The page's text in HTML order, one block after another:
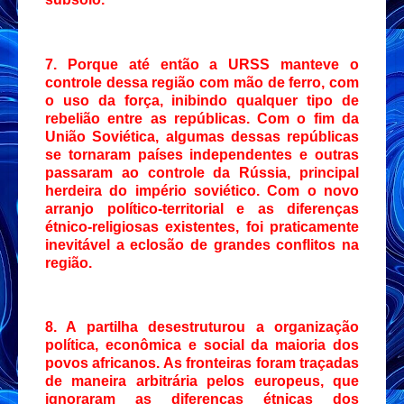
7. Porque até então a URSS manteve o
controle dessa região com mão de ferro, com
o uso da força, inibindo qualquer tipo de
rebelião entre as repúblicas. Com o fim da
União Soviética, algumas dessas repúblicas
se tornaram países independentes e outras
passaram ao controle da Rússia, principal
herdeira do império soviético. Com o novo
arranjo político-territorial e as diferenças
étnico-religiosas existentes, foi praticamente
inevitável a eclosão de grandes conflitos na
região.
8. A partilha desestruturou a organização
política, econômica e social da maioria dos
povos africanos. As fronteiras foram traçadas
de maneira arbitrária pelos europeus, que
ignoraram as diferenças étnicas dos